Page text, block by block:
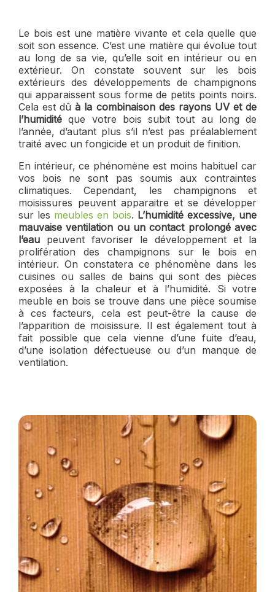
Le bois est une matière vivante et cela quelle que
soit son essence. C’est une matière qui évolue tout
au long de sa vie, qu’elle soit en intérieur ou en
extérieur. On constate souvent sur les bois
extérieurs des développements de champignons
qui apparaissent sous forme de petits points noirs.
Cela est dûà la combinaison des rayons UV et de
l’humidité que votre bois subit tout au long de
l’année, d’autant plus s’il n’est pas préalablement
traité avec un fongicide et un produit de finition.
En intérieur, ce phénomène est moins habituel car
vos bois ne sont pas soumis aux contraintes
climatiques. Cependant, les champignons et
moisissures peuvent apparaitre et se développer
sur les meubles en bois. L’humidité excessive, une
mauvaise ventilation ou un contact prolongé avec
l’eau peuvent favoriser le développement et la
prolifération des champignons sur le bois en
intérieur. On constatera ce phénomène dans les
cuisines ou salles de bains qui sont des pièces
exposées à la chaleur et à l’humidité. Si votre
meuble en bois se trouve dans une pièce soumise
à ces facteurs, cela est peut-être la cause de
l’apparition de moisissure. Il est également tout à
fait possible que cela vienne d’une fuite d’eau,
d’une isolation défectueuse ou d’un manque de
ventilation.